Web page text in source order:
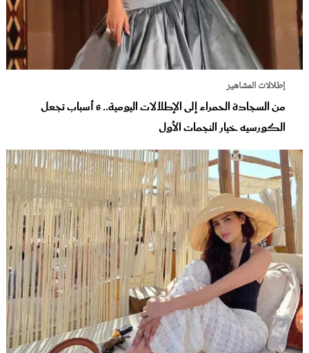
إطلالات المشاهير
من السجادة الحمراء إلى الإطلالات اليومية.. 6 أسباب تجعل
الكورسيه خيار النجمات الأول